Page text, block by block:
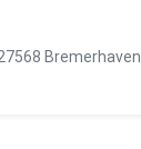
Bremerhaven